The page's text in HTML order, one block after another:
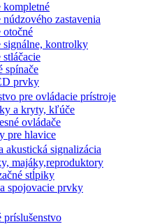
kompletné
zastavenia
otočné
signálne, kontrolky
spínače
prvky
pre ovládacie prístroje
a kryty, kľúče
ovládače
pre hlavice
akustická signalizácia
majáky,reproduktory
stĺpiky
spojovacie prvky
príslušenstvo